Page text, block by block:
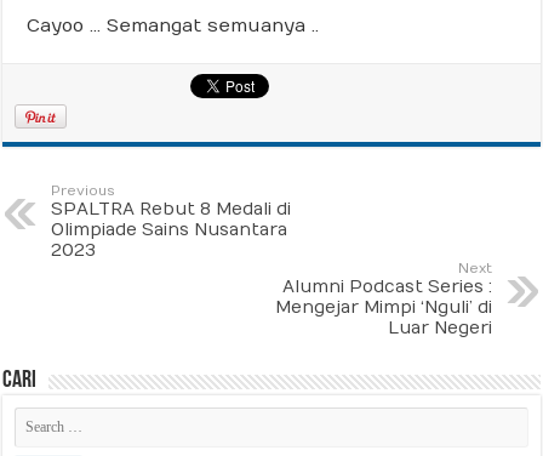
Cayoo … Semangat semuanya ..
Previous
SPALTRA Rebut 8 Medali di
Olimpiade Sains Nusantara
2023
Next
Alumni Podcast Series :
Mengejar Mimpi ‘Nguli’ di
Luar Negeri
Cari